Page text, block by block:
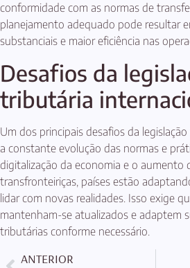
conformidade com as normas de
planejamento adequado pode resultar
substanciais e maior eficiência nas
Desafios da
tributária
Um dos principais desafios da
a constante evolução das normas e
digitalização da economia e o aumento
transfronteiriças, países estão
lidar com novas realidades. Isso exige
mantenham-se atualizados e adaptem
tributárias conforme necessário.
ANTERIOR